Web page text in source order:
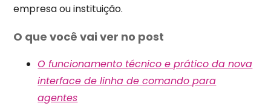
empresa ou instituição.
O que você vai ver no post
O funcionamento técnico e prático da nova
interface de linha de comando para
agentes